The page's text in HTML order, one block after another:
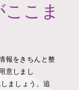
ここま
報をきちんと整
意しまし
ましょう。追